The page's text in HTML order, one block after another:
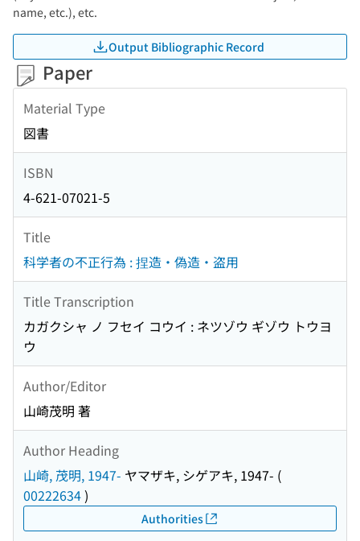
name, etc.), etc.
Output Bibliographic Record
Paper
Material Type
図書
ISBN
4-621-07021-5
Title
科学者の不正行為 : 捏造・偽造・盗用
Title Transcription
カガクシャ ノ フセイ コウイ : ネツゾウ ギゾウ トウヨ
ウ
Author/Editor
山崎茂明 著
Author Heading
山崎, 茂明, 1947- ヤマザキ, シゲアキ, 1947- (
00222634)
Authorities